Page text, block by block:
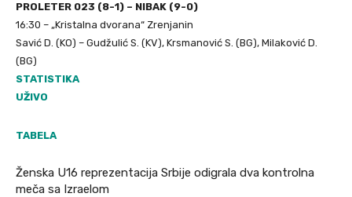
PROLETER 023 (8-1) – NIBAK (9-0)
16:30 – „Kristalna dvorana“ Zrenjanin
Savić D. (KO) – Gudžulić S. (KV), Krsmanović S. (BG), Milaković D.
(BG)
STATISTIKA
UŽIVO
TABELA
Ženska U16 reprezentacija Srbije odigrala dva kontrolna
meča sa Izraelom